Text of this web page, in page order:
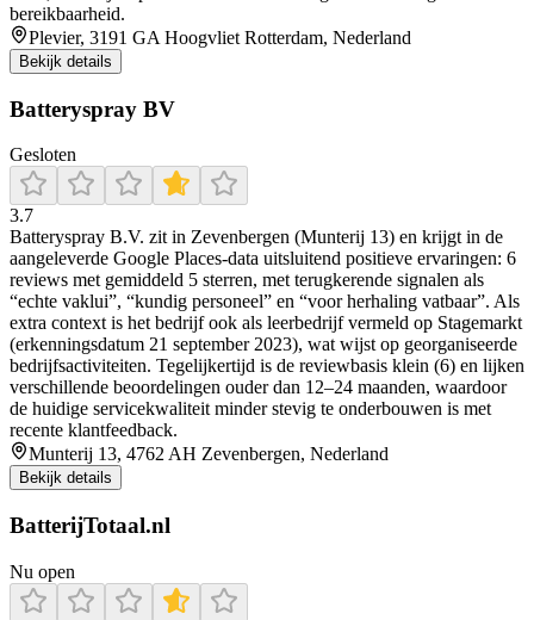
bereikbaarheid.
Plevier, 3191 GA Hoogvliet Rotterdam, Nederland
Bekijk details
Batteryspray BV
Gesloten
3.7
Batteryspray B.V. zit in Zevenbergen (Munterij 13) en krijgt in de
aangeleverde Google Places-data uitsluitend positieve ervaringen: 6
reviews met gemiddeld 5 sterren, met terugkerende signalen als
“echte vaklui”, “kundig personeel” en “voor herhaling vatbaar”. Als
extra context is het bedrijf ook als leerbedrijf vermeld op Stagemarkt
(erkenningsdatum 21 september 2023), wat wijst op georganiseerde
bedrijfsactiviteiten. Tegelijkertijd is de reviewbasis klein (6) en lijken
verschillende beoordelingen ouder dan 12–24 maanden, waardoor
de huidige servicekwaliteit minder stevig te onderbouwen is met
recente klantfeedback.
Munterij 13, 4762 AH Zevenbergen, Nederland
Bekijk details
BatterijTotaal.nl
Nu open